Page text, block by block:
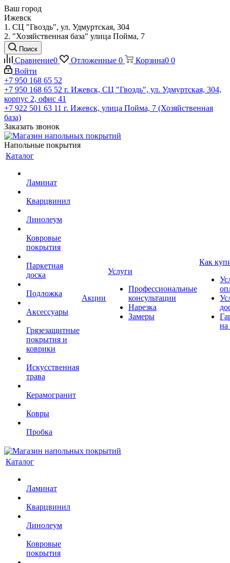
Ваш город
Ижевск
1. СЦ "Гвоздь", ул. Удмуртская, 304
2. "Хозяйственная база" улица Пойма, 7
Поиск
Сравнение0 Отложенные 0 Корзина0 0
Войти
+7 950 168 65 52
+7 950 168 65 52 г. Ижевск, СЦ "Гвоздь", ул. Удмуртская, 304,
корпус 2, офис 41
+7 922 501 63 11 г. Ижевск, улица Пойма, 7 (Хозяйственная
база)
Заказать звонок
Напольные покрытия
Каталог
Ламинат
Кварцвинил
Линолеум
Ковровые
покрытия
Паркетная
доска
Подложка
Аксессуары
Грязезащитные
покрытия и
коврики
Искусственная
трава
Керамогранит
Ковры
Пробка
Акции
Услуги
Профессиональные
консультации
Нарезка
Замеры
Как
на
Каталог
Ламинат
Кварцвинил
Линолеум
Ковровые
покрытия